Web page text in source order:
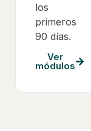
los
primeros
90 días.
Ver
módulos